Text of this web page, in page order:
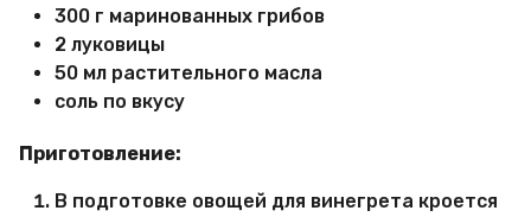
300 г маринованных грибов
2 луковицы
50 мл растительного масла
соль по вкусу
Приготовление:
В подготовке овощей для винегрета кроется